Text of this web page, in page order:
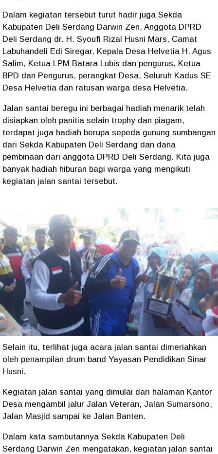
Dalam kegiatan tersebut turut hadir juga Sekda
Kabupaten Deli Serdang Darwin Zen, Anggota DPRD
Deli Serdang dr. H. Syoufi Rizal Husni Mars, Camat
Labuhandeli Edi Siregar, Kepala Desa Helvetia H. Agus
Salim, Ketua LPM Batara Lubis dan pengurus, Ketua
BPD dan Pengurus, perangkat Desa, Seluruh Kadus SE
Desa Helvetia dan ratusan warga desa Helvetia.
Jalan santai beregu ini berbagai hadiah menarik telah
disiapkan oleh panitia selain trophy dan piagam,
terdapat juga hadiah berupa sepeda gunung sumbangan
dari Sekda Kabupaten Deli Serdang dan dana
pembinaan dari anggota DPRD Deli Serdang. Kita juga
banyak hadiah hiburan bagi warga yang mengikuti
kegiatan jalan santai tersebut.
Selain itu, terlihat juga acara jalan santai dimeriahkan
oleh penampilan drum band Yayasan Pendidikan Sinar
Husni.
Kegiatan jalan santai yang dimulai dari halaman Kantor
Desa mengambil jalur Jalan Veteran, Jalan Sumarsono,
Jalan Masjid sampai ke Jalan Banten.
Dalam kata sambutannya Sekda Kabupaten Deli
Serdang Darwin Zen mengatakan, kegiatan jalan santai